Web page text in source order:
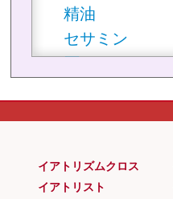
精油
セサミン
石けん
セレン
洗顔料
イアトリズムクロス
イアトリスト